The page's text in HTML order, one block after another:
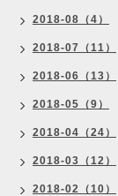
2018-08（4）
2018-07（11）
2018-06（13）
2018-05（9）
2018-04（24）
2018-03（12）
2018-02（10）